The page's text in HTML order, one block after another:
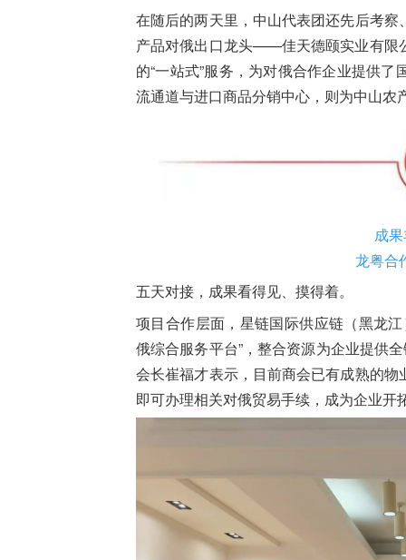
在随后的两天里，中山代表团还先后考
产品对俄出口龙头——佳天德颐实业有限
的“一站式”服务，为对俄合作企业提供
流通道与进口商品分销中心，则为中山农
成
龙粤合
五天对接，成果看得见、摸得着。
项目合作层面，星链国际供应链（黑龙
俄综合服务平台”，整合资源为企业提供
会长崔福才表示，目前商会已有成熟的
即可办理相关对俄贸易手续，成为企业开